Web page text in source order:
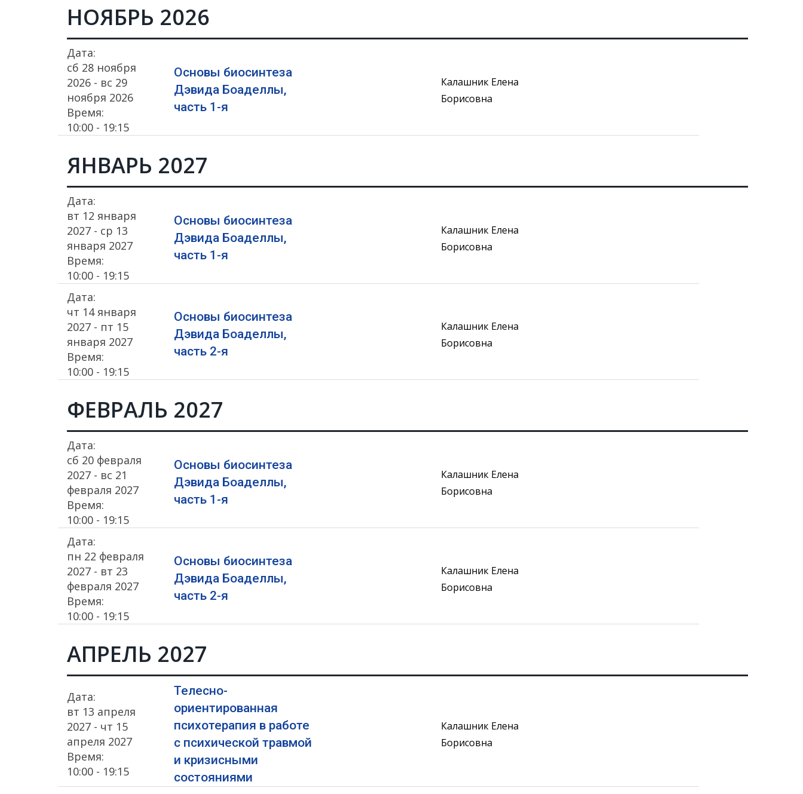
НОЯБРЬ 2026
Дата:
сб 28 ноября
2026 - вс 29
ноября 2026
Время:
10:00 - 19:15
Основы биосинтеза
Дэвида Боаделлы,
часть 1-я
Калашник Елена
Борисовна
ЯНВАРЬ 2027
Дата:
вт 12 января
2027 - ср 13
января 2027
Время:
10:00 - 19:15
Основы биосинтеза
Дэвида Боаделлы,
часть 1-я
Калашник Елена
Борисовна
Дата:
чт 14 января
2027 - пт 15
января 2027
Время:
10:00 - 19:15
Основы биосинтеза
Дэвида Боаделлы,
часть 2-я
Калашник Елена
Борисовна
ФЕВРАЛЬ 2027
Дата:
сб 20 февраля
2027 - вс 21
февраля 2027
Время:
10:00 - 19:15
Основы биосинтеза
Дэвида Боаделлы,
часть 1-я
Калашник Елена
Борисовна
Дата:
пн 22 февраля
2027 - вт 23
февраля 2027
Время:
10:00 - 19:15
Основы биосинтеза
Дэвида Боаделлы,
часть 2-я
Калашник Елена
Борисовна
АПРЕЛЬ 2027
Дата:
вт 13 апреля
2027 - чт 15
апреля 2027
Время:
10:00 - 19:15
Телесно-
ориентированная
психотерапия в работе
с психической травмой
и кризисными
состояниями
Калашник Елена
Борисовна